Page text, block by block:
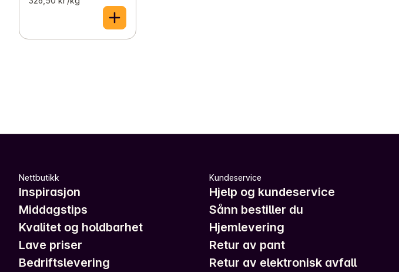
Nettbutikk
Inspirasjon
Middagstips
Kvalitet og holdbarhet
Lave priser
Bedriftslevering
Kundeservice
Hjelp og kundeservice
Sånn bestiller du
Hjemlevering
Retur av pant
Retur av elektronisk avfall